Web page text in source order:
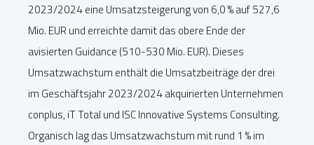
2023/2024 eine Umsatzsteigerung von 6,0 % auf 527,6
Mio. EUR und erreichte damit das obere Ende der
avisierten Guidance (510-530 Mio. EUR). Dieses
Umsatzwachstum enthält die Umsatzbeiträge der drei
im Geschäftsjahr 2023/2024 akquirierten Unternehmen
conplus, iT Total und ISC Innovative Systems Consulting.
Organisch lag das Umsatzwachstum mit rund 1 % im